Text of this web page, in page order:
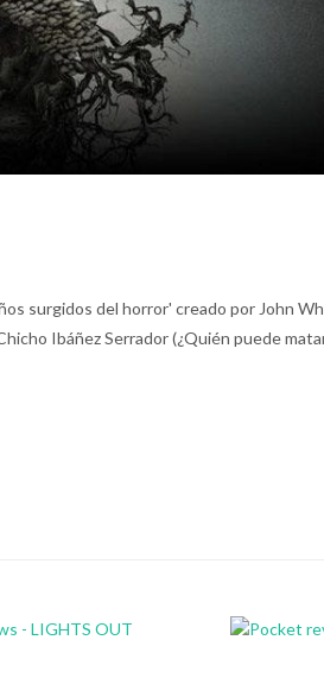
surgidos del horror' creado por John
Ibáñez Serrador (¿Quién puede